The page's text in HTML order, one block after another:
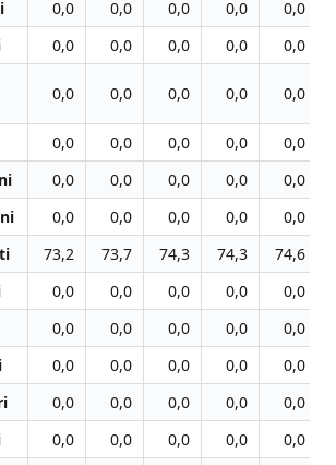
0,0 0,0 0,0 0,0
0,0
0,0 0,0 0,0 0,0
0,0
0,0 0,0 0,0 0,0 0,0
0,0 0,0 0,0 0,0
0,0
0,0 0,0 0,0 0,0
0,0
0,0 0,0 0,0 0,0
0,0
73,2 73,7 74,3 74,3 74,6
0,0 0,0 0,0 0,0
0,0
0,0 0,0 0,0 0,0
0,0
0,0 0,0 0,0 0,0
0,0
0,0 0,0 0,0 0,0
0,0
0,0 0,0 0,0 0,0
0,0